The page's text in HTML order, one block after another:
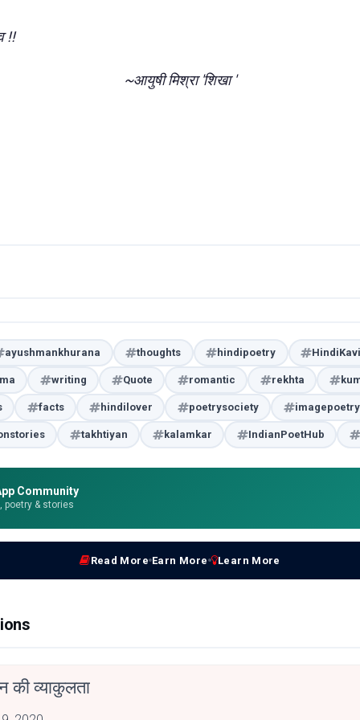
!!
~आयुषी मिश्रा 'शिखा '
ayushmankhurana thoughts hindipoetry
writing Quote romantic rekhta
facts hindilover poetrysociety imagepoetry
takhtiyan kalamkar IndianPoetHub
Community
poetry & stories
Read More Earn More Learn More
की व्याकुलता